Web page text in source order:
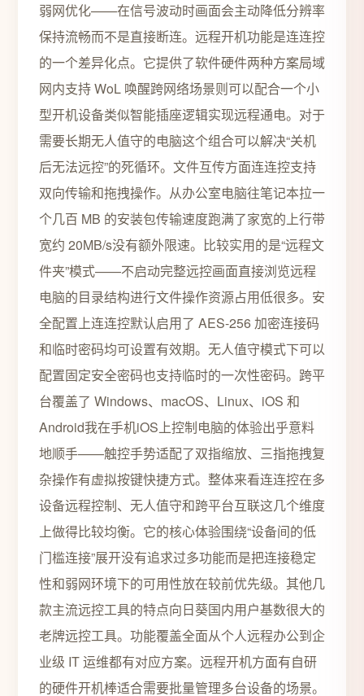
弱网优化——在信号波动时画面会主动降低分辨率
保持流畅而不是直接断连。远程开机功能是连连控
的一个差异化点。它提供了软件硬件两种方案局域
网内支持 WoL 唤醒跨网络场景则可以配合一个小
型开机设备类似智能插座逻辑实现远程通电。对于
需要长期无人值守的电脑这个组合可以解决“关机
后无法远控”的死循环。文件互传方面连连控支持
双向传输和拖拽操作。从办公室电脑往笔记本拉一
个几百 MB 的安装包传输速度跑满了家宽的上行带
宽约 20MB/s没有额外限速。比较实用的是“远程文
件夹”模式——不启动完整远控画面直接浏览远程
电脑的目录结构进行文件操作资源占用低很多。安
全配置上连连控默认启用了 AES-256 加密连接码
和临时密码均可设置有效期。无人值守模式下可以
配置固定安全密码也支持临时的一次性密码。跨平
台覆盖了 Windows、macOS、Linux、iOS 和
Android我在手机iOS上控制电脑的体验出乎意料
地顺手——触控手势适配了双指缩放、三指拖拽复
杂操作有虚拟按键快捷方式。整体来看连连控在多
设备远程控制、无人值守和跨平台互联这几个维度
上做得比较均衡。它的核心体验围绕“设备间的低
门槛连接”展开没有追求过多功能而是把连接稳定
性和弱网环境下的可用性放在较前优先级。其他几
款主流远控工具的特点向日葵国内用户基数很大的
老牌远控工具。功能覆盖全面从个人远程办公到企
业级 IT 运维都有对应方案。远程开机方面有自研
的硬件开机棒适合需要批量管理多台设备的场景。